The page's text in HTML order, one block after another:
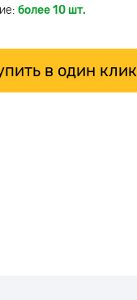
более 10 шт.
в один клик